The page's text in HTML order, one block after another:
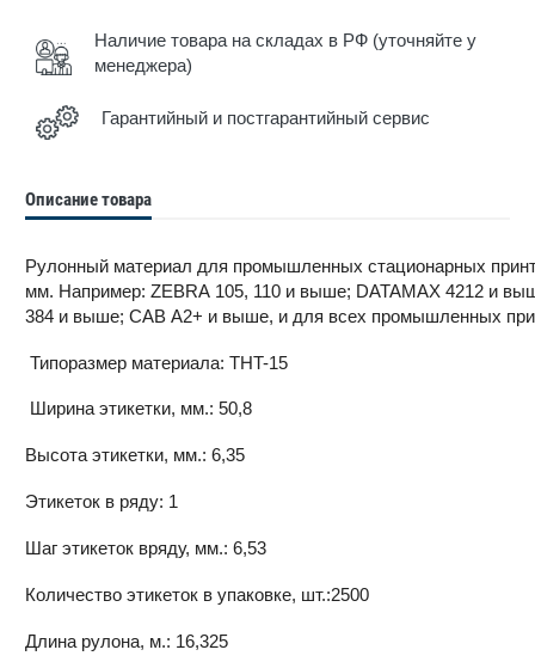
Наличие товара на складах в РФ (уточняйте у
менеджера)
Гарантийный и постгарантийный сервис
Описание товара
Рулонный материал для промышленных стационарных
мм. Например: ZEBRA 105, 110 и выше; DATAMAX 4212 и
384 и выше; CAB A2+ и выше, и для всех промышленных
Типоразмер материала: THT-15
Ширина этикетки, мм.: 50,8
Высота этикетки, мм.: 6,35
Этикеток в ряду: 1
Шаг этикеток вряду, мм.: 6,53
Количество этикеток в упаковке, шт.:2500
Длина рулона, м.: 16,325